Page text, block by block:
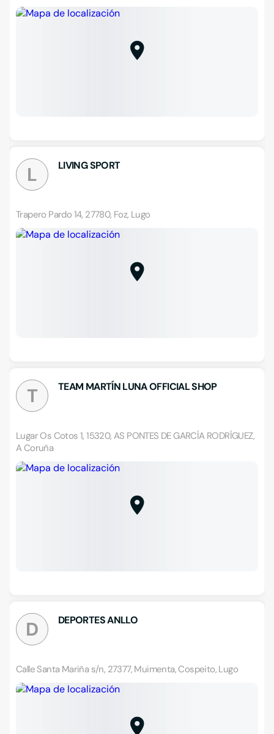
L LIVING SPORT
Trapero Pardo 14, 27780, Foz, Lugo
T TEAM MARTÍN LUNA OFFICIAL SHOP
Lugar Os Cotos 1, 15320, AS PONTES DE GARCÍA RODRÍGUEZ,
A Coruña
D DEPORTES ANLLO
Calle Santa Mariña s/n, 27377, Muimenta, Cospeito, Lugo